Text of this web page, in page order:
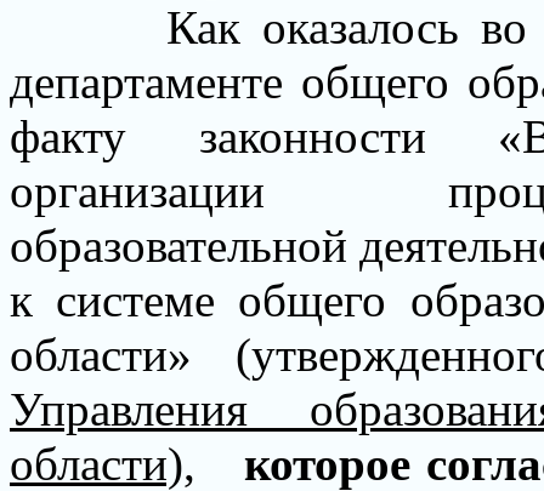
Как оказалось
департаменте общего
факту законности
организации
образовательной
к системе общего
области»
Управления
области),
которое